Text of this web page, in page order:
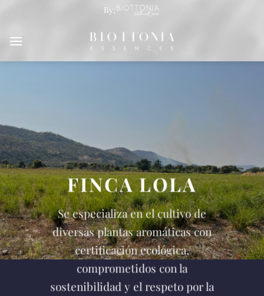
contenido
By:
FINCA LOLA
Se especializa en el cultivo de
diversas plantas aromáticas con
certificación ecológica,
comprometidos con la
sostenibilidad y el respeto por la